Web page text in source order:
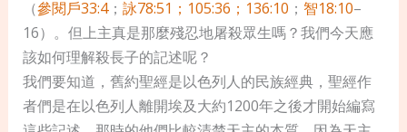
（參閱戶33:4； 詠78:51；105:36；136:10 ； 智18:10–
16）。但上主真是那麼殘忍地屠殺眾生嗎？我們今天應
該如何理解殺長子的記述呢？
我們要知道，舊約聖經是以色列人的民族經典，聖經作
者們是在以色列人離開埃及大約1200年之後才開始編寫